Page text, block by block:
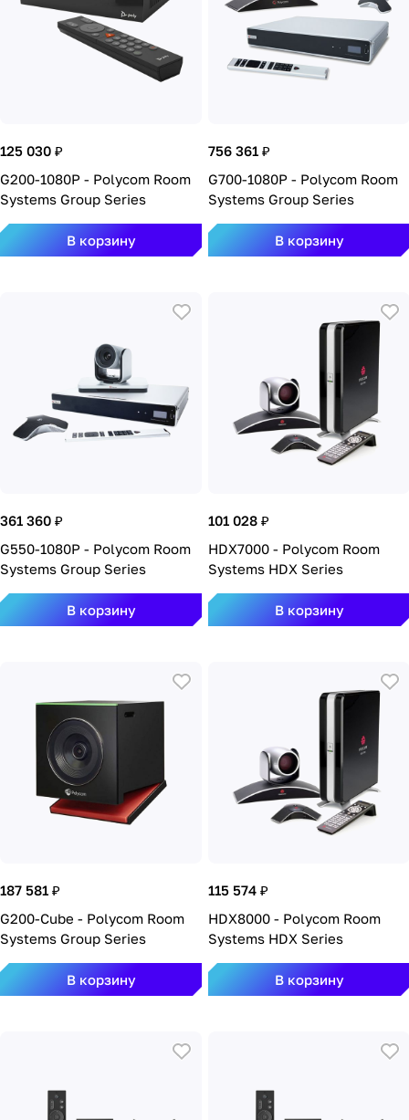
125 030 ₽
G200-1080P - Polycom Room
Systems Group Series
В корзину
756 361 ₽
G700-1080P - Polycom Room
Systems Group Series
В корзину
361 360 ₽
G550-1080P - Polycom Room
Systems Group Series
В корзину
101 028 ₽
HDX7000 - Polycom Room
Systems HDX Series
В корзину
187 581 ₽
G200-Cube - Polycom Room
Systems Group Series
В корзину
115 574 ₽
HDX8000 - Polycom Room
Systems HDX Series
В корзину